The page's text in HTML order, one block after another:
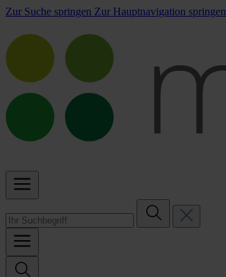
Zur Suche springen Zur Hauptnavigation springen